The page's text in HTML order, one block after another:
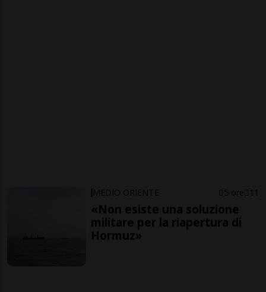
MEDIO ORIENTE 5 ore 11
«Non esiste una soluzione
militare per la riapertura di
Hormuz»